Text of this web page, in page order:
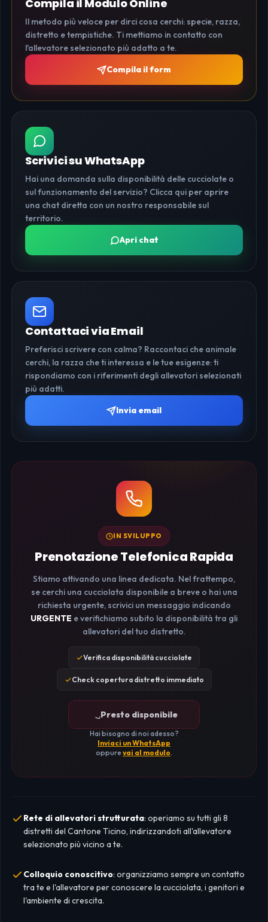
Compila il Modulo Online
Il metodo più veloce per dirci cosa cerchi: specie, razza,
distretto e tempistiche. Ti mettiamo in contatto con
l'allevatore selezionato più adatto a te.
Compila il form
Scrivici su WhatsApp
Hai una domanda sulla disponibilità delle cucciolate o
sul funzionamento del servizio? Clicca qui per aprire
una chat diretta con un nostro responsabile sul
territorio.
Apri chat
Contattaci via Email
Preferisci scrivere con calma? Raccontaci che animale
cerchi, la razza che ti interessa e le tue esigenze: ti
rispondiamo con i riferimenti degli allevatori selezionati
più adatti.
Invia email
IN SVILUPPO
Prenotazione Telefonica Rapida
Stiamo attivando una linea dedicata. Nel frattempo,
se cerchi una cucciolata disponibile a breve o hai una
richiesta urgente, scrivici un messaggio indicando
URGENTE e verifichiamo subito la disponibilità tra gli
allevatori del tuo distretto.
Verifica disponibilità cucciolate
Check copertura distretto immediato
Presto disponibile
Hai bisogno di noi adesso?
Inviaci un WhatsApp
oppurevai al modulo.
Rete di allevatori strutturata: operiamo su tutti gli 8
distretti del Cantone Ticino, indirizzandoti all'allevatore
selezionato più vicino a te.
Colloquio conoscitivo: organizziamo sempre un contatto
tra te e l'allevatore per conoscere la cucciolata, i genitori e
l'ambiente di crescita.